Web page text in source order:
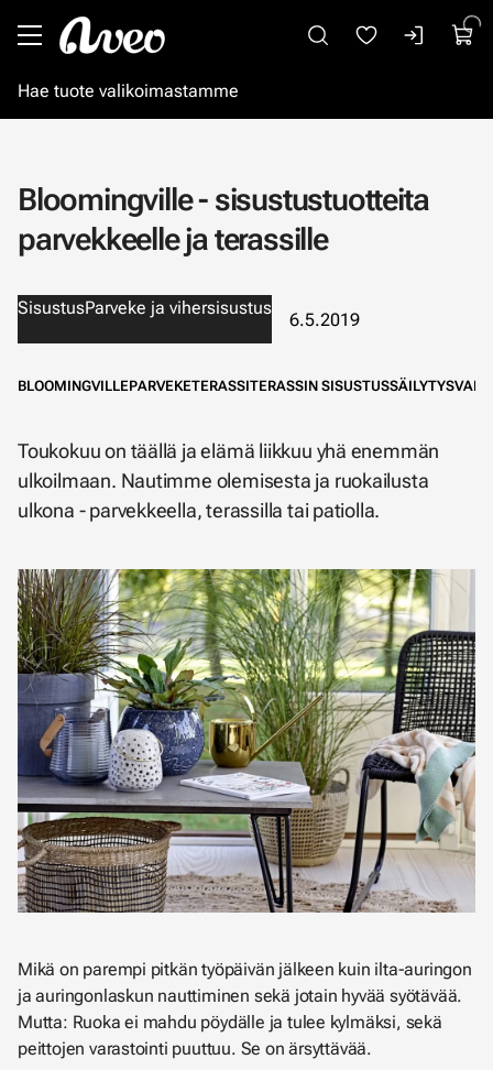
Bloomingville - sisustustuotteita
parvekkeelle ja terassille
SisustusParveke ja vihersisustus
6.5.2019
BLOOMINGVILLEPARVEKETERASSITERASSIN SISUSTUSSÄILYTYS
Toukokuu on täällä ja elämä liikkuu yhä enemmän
ulkoilmaan. Nautimme olemisesta ja ruokailusta
ulkona - parvekkeella, terassilla tai patiolla.
Mikä on parempi pitkän työpäivän jälkeen kuin ilta-auringon
ja auringonlaskun nauttiminen sekä jotain hyvää syötävää.
Mutta: Ruoka ei mahdu pöydälle ja tulee kylmäksi, sekä
peittojen varastointi puuttuu. Se on ärsyttävää.